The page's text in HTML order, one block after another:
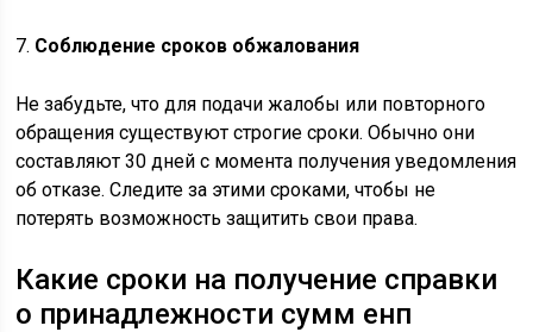
7. Соблюдение сроков обжалования
Не забудьте, что для подачи жалобы или повторного
обращения существуют строгие сроки. Обычно они
составляют 30 дней с момента получения уведомления
об отказе. Следите за этими сроками, чтобы не
потерять возможность защитить свои права.
Какие сроки на получение справки
о принадлежности сумм енп